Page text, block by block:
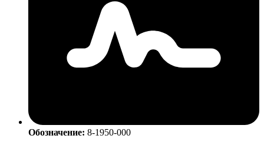
Обозначение: 8-1950-000